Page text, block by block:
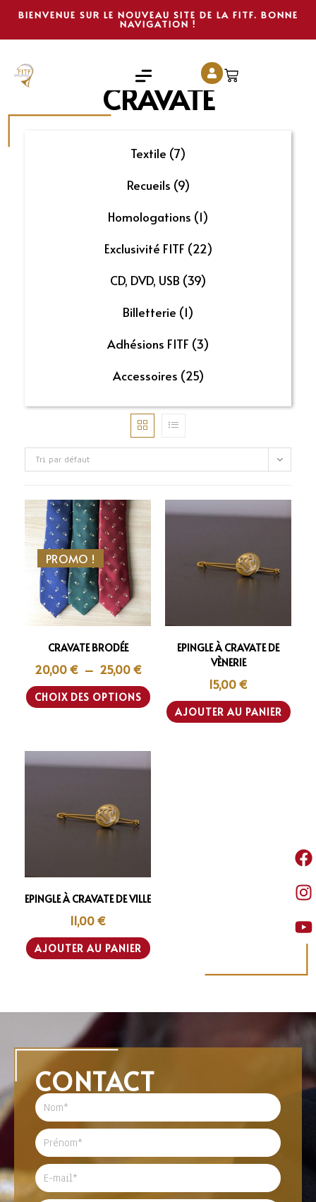
BIENVENUE SUR LE NOUVEAU SITE DE LA FITF. BONNE
NAVIGATION !
CRAVATE
Textile (7)
Recueils (9)
Homologations (1)
Exclusivité FITF (22)
CD, DVD, USB (39)
Billetterie (1)
Adhésions FITF (3)
Accessoires (25)
Tri par défaut
PROMO !
CRAVATE BRODÉE
20,00€ – 25,00€
CHOIX DES OPTIONS
EPINGLE À CRAVATE DE
VÈNERIE
15,00€
AJOUTER AU PANIER
EPINGLE À CRAVATE DE VILLE
11,00€
AJOUTER AU PANIER
CONTACT